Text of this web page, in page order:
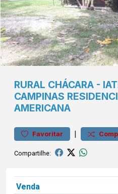
RURAL CHÁCARA -
CAMPINAS
AMERICANA
Favoritar |
Compartilhe:
Venda